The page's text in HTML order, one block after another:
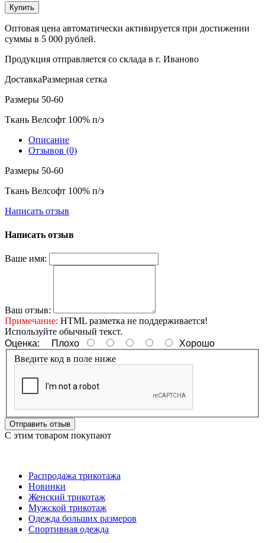
Купить
Оптовая цена автоматически активируется при достижении
суммы в 5 000 рублей.
Продукция отправляется со склада в г. Иваново
ДоставкаРазмерная сетка
Размеры 50-60
Ткань Велсофт 100% п/э
Описание
Отзывов (0)
Размеры 50-60
Ткань Велсофт 100% п/э
Написать отзыв
Написать отзыв
Ваше имя:
Ваш отзыв:
Примечание: HTML разметка не поддерживается!
Используйте обычный текст.
Оценка: Плохо
Хорошо
Введите код в поле ниже
Отправить отзыв
С этим товаром покупают
Распродажа трикотажа
Новинки
Женский трикотаж
Мужской трикотаж
Одежда больших размеров
Спортивная одежда